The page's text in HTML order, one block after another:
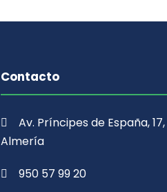
Contacto
Av. Príncipes de España,
Almería
950 57 99 20